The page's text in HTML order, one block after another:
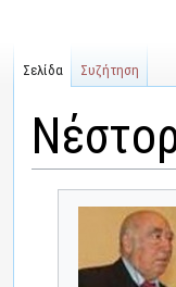
Σελίδα Συζήτηση